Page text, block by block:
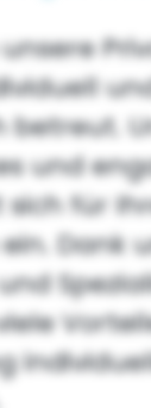
betreut.
und
sich für
Dank